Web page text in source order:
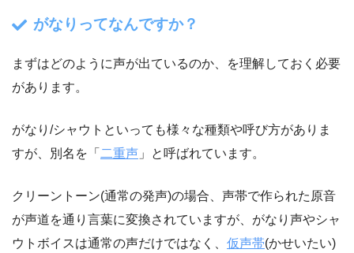
がなりってなんですか？
まずはどのように声が出ているのか、を理解しておく必要
があります。
がなり/シャウトといっても様々な種類や呼び方がありま
すが、別名を「 二重声 」と呼ばれています。
クリーントーン(通常の発声)の場合、声帯で作られた原音
が声道を通り言葉に変換されていますが、がなり声やシャ
ウトボイスは通常の声だけではなく、 仮声帯(かせいたい)